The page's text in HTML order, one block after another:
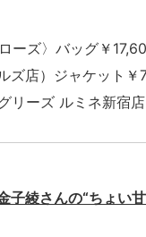
ーズ〉バッグ￥
ズ店）ジャケット
ーズ ルミネ新宿店
子綾さんの“ちょい